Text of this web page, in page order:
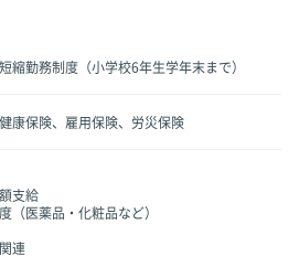
縮勤務制度（小学校6年生学年末まで）
康保険、雇用保険、労災保険
支給
（医薬品・化粧品など）
連